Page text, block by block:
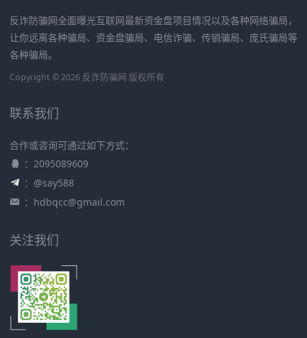
反诈防骗网全面曝光互联网最新资金盘项目情况以及各种网络骗局，
让你远离各种骗局、资金盘骗局、电信诈骗、传销骗局、庞氏骗局等
各种骗局。
Copyright © 2026 反诈防骗网 版权所有
联系我们
合作或咨询可通过如下方式：
：2095089609
：@say588
： hdbqcc@gmail.com
关注我们